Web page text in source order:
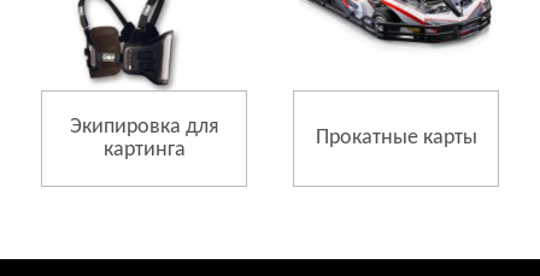
Экипировка для
картинга
Прокатные карты